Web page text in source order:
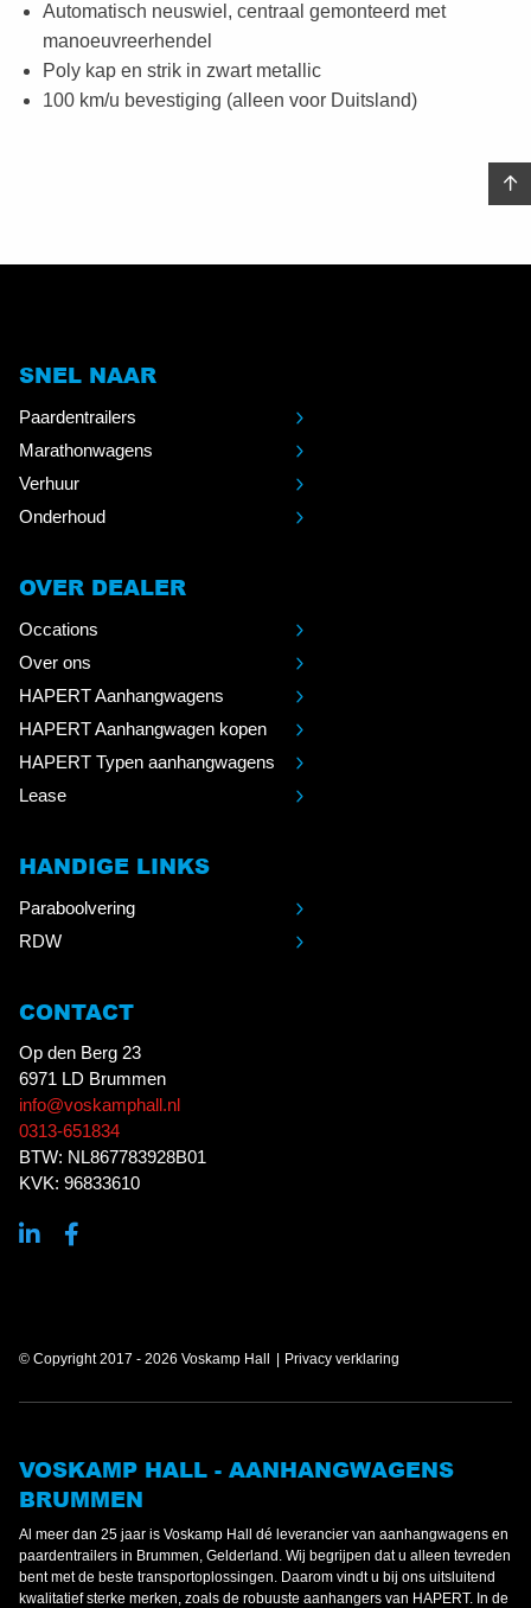
Automatisch neuswiel, centraal gemonteerd met
manoeuvreerhendel
Poly kap en strik in zwart metallic
100 km/u bevestiging (alleen voor Duitsland)
SNEL NAAR
Paardentrailers
Marathonwagens
Verhuur
Onderhoud
OVER DEALER
Occations
Over ons
HAPERT Aanhangwagens
HAPERT Aanhangwagen kopen
HAPERT Typen aanhangwagens
Lease
HANDIGE LINKS
Paraboolvering
RDW
CONTACT
Op den Berg 23
6971 LD Brummen
info@voskamphall.nl
0313-651834
BTW: NL867783928B01
KVK: 96833610
© Copyright 2017 - 2026 Voskamp Hall Privacy verklaring
VOSKAMP HALL - AANHANGWAGENS
BRUMMEN
Al meer dan 25 jaar is Voskamp Hall dé leverancier van aanhangwagens en
paardentrailers in Brummen, Gelderland. Wij begrijpen dat u alleen tevreden
bent met de beste transportoplossingen. Daarom vindt u bij ons uitsluitend
kwalitatief sterke merken, zoals de robuuste aanhangers van HAPERT. In de